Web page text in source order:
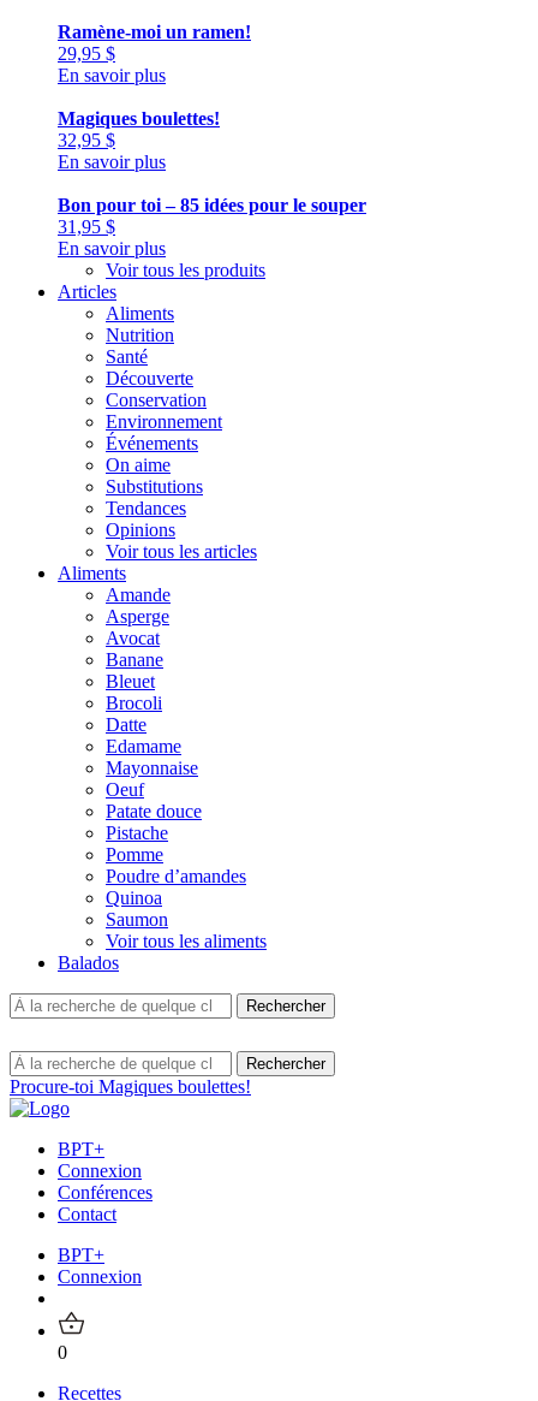
Ramène-moi un ramen!
29,95 $
En savoir plus
Magiques boulettes!
32,95 $
En savoir plus
Bon pour toi – 85 idées pour le souper
31,95 $
En savoir plus
Voir tous les produits
Articles
Aliments
Nutrition
Santé
Découverte
Conservation
Environnement
Événements
On aime
Substitutions
Tendances
Opinions
Voir tous les articles
Aliments
Amande
Asperge
Avocat
Banane
Bleuet
Brocoli
Datte
Edamame
Mayonnaise
Oeuf
Patate douce
Pistache
Pomme
Poudre d’amandes
Quinoa
Saumon
Voir tous les aliments
Balados
Procure-toi Magiques boulettes!
BPT+
Connexion
Conférences
Contact
BPT+
Connexion
0
Recettes